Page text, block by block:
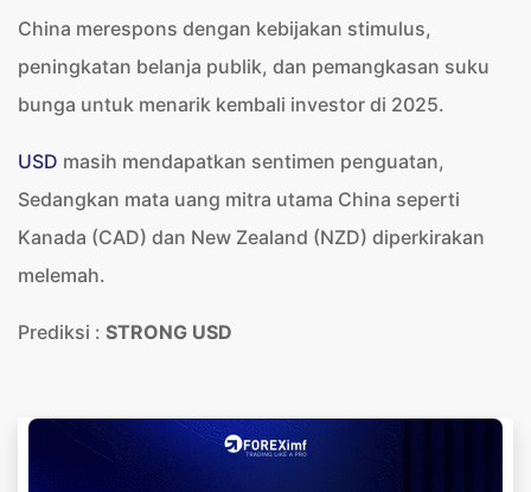
China merespons dengan kebijakan stimulus,
peningkatan belanja publik, dan pemangkasan suku
bunga untuk menarik kembali investor di 2025.
USD masih mendapatkan sentimen penguatan,
Sedangkan mata uang mitra utama China seperti
Kanada (CAD) dan New Zealand (NZD) diperkirakan
melemah.
Prediksi : STRONG USD